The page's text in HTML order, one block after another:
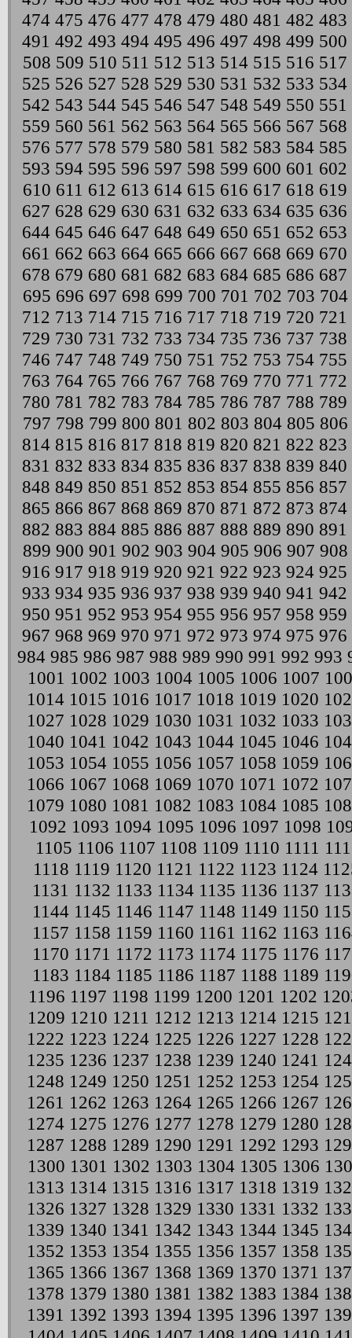
474 475 476 477 478 479 480 481 482 483
491 492 493 494 495 496 497 498 499 500
508 509 510 511 512 513 514 515 516 517
525 526 527 528 529 530 531 532 533 534
542 543 544 545 546 547 548 549 550 551
559 560 561 562 563 564 565 566 567 568
576 577 578 579 580 581 582 583 584 585
593 594 595 596 597 598 599 600 601 602
610 611 612 613 614 615 616 617 618 619
627 628 629 630 631 632 633 634 635 636
644 645 646 647 648 649 650 651 652 653
661 662 663 664 665 666 667 668 669 670
678 679 680 681 682 683 684 685 686 687
695 696 697 698 699 700 701 702 703 704
712 713 714 715 716 717 718 719 720 721
729 730 731 732 733 734 735 736 737 738
746 747 748 749 750 751 752 753 754 755
763 764 765 766 767 768 769 770 771 772
780 781 782 783 784 785 786 787 788 789
797 798 799 800 801 802 803 804 805 806
814 815 816 817 818 819 820 821 822 823
831 832 833 834 835 836 837 838 839 840
848 849 850 851 852 853 854 855 856 857
865 866 867 868 869 870 871 872 873 874
882 883 884 885 886 887 888 889 890 891
899 900 901 902 903 904 905 906 907 908
916 917 918 919 920 921 922 923 924 925
933 934 935 936 937 938 939 940 941 942
950 951 952 953 954 955 956 957 958 959
967 968 969 970 971 972 973 974 975 976
984 985 986 987 988 989 990 991 992 993
1001 1002 1003 1004 1005 1006 1007
1014 1015 1016 1017 1018 1019 1020
1027 1028 1029 1030 1031 1032 1033
1040 1041 1042 1043 1044 1045 1046
1053 1054 1055 1056 1057 1058 1059
1066 1067 1068 1069 1070 1071 1072
1079 1080 1081 1082 1083 1084 1085
1092 1093 1094 1095 1096 1097 1098
1105 1106 1107 1108 1109 1110 1111
1118 1119 1120 1121 1122 1123 1124
1131 1132 1133 1134 1135 1136 1137
1144 1145 1146 1147 1148 1149 1150
1157 1158 1159 1160 1161 1162 1163
1170 1171 1172 1173 1174 1175 1176
1183 1184 1185 1186 1187 1188 1189
1196 1197 1198 1199 1200 1201 1202
1209 1210 1211 1212 1213 1214 1215
1222 1223 1224 1225 1226 1227 1228
1235 1236 1237 1238 1239 1240 1241
1248 1249 1250 1251 1252 1253 1254
1261 1262 1263 1264 1265 1266 1267
1274 1275 1276 1277 1278 1279 1280
1287 1288 1289 1290 1291 1292 1293
1300 1301 1302 1303 1304 1305 1306
1313 1314 1315 1316 1317 1318 1319
1326 1327 1328 1329 1330 1331 1332
1339 1340 1341 1342 1343 1344 1345
1352 1353 1354 1355 1356 1357 1358
1365 1366 1367 1368 1369 1370 1371
1378 1379 1380 1381 1382 1383 1384
1391 1392 1393 1394 1395 1396 1397